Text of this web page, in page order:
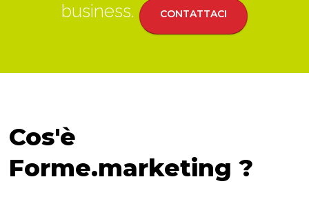
business.
CONTATTACI
Cos'è
Forme.marketing ?